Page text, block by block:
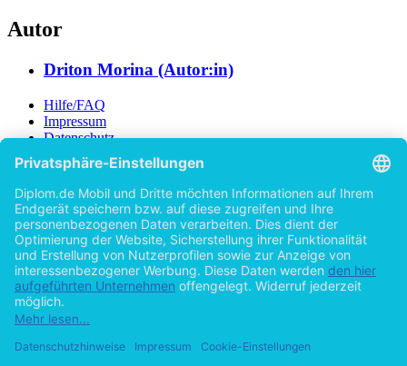
Autor
Driton Morina (Autor:in)
Hilfe/FAQ
Impressum
Datenschutz
AGB
Vertrag widerrufen
Zur Desktop-Version
Copyright ©Imprint in der Bedey & Thoms Media GmbH
byOpen Publishing
Zurück